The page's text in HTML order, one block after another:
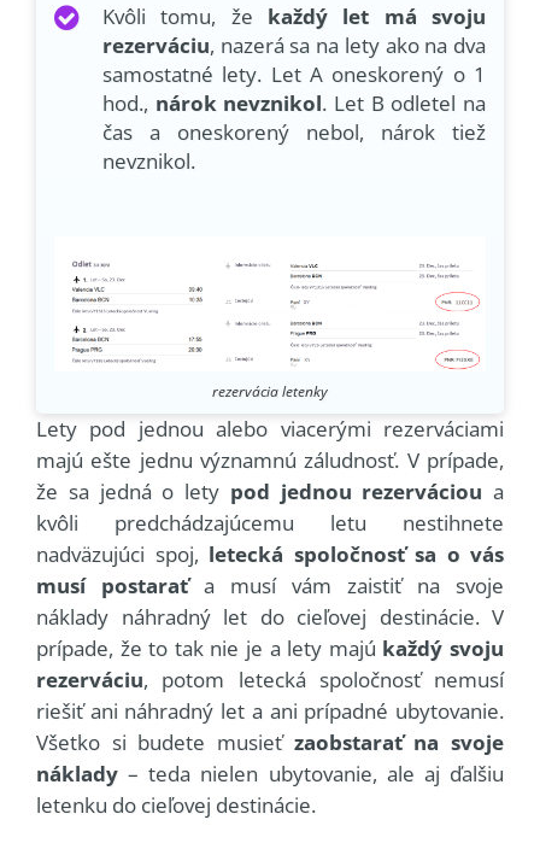
Kvôli tomu, že každý let má svoju
rezerváciu, nazerá sa na lety ako na dva
samostatné lety. Let A oneskorený o 1
hod., nárok nevznikol. Let B odletel na
čas a oneskorený nebol, nárok tiež
nevznikol.
rezervácia letenky
Lety pod jednou alebo viacerými rezerváciami
majú ešte jednu významnú záludnosť. V prípade,
že sa jedná o lety pod jednou rezerváciou a
kvôli predchádzajúcemu letu nestihnete
nadväzujúci spoj, letecká spoločnosť sa o vás
musí postaraťa musí vám zaistiť na svoje
náklady náhradný let do cieľovej destinácie. V
prípade, že to tak nie je a lety majú každý svoju
rezerváciu, potom letecká spoločnosť nemusí
riešiť ani náhradný let a ani prípadné ubytovanie.
Všetko si budete musieť zaobstarať na svoje
náklady – teda nielen ubytovanie, ale aj ďalšiu
letenku do cieľovej destinácie.